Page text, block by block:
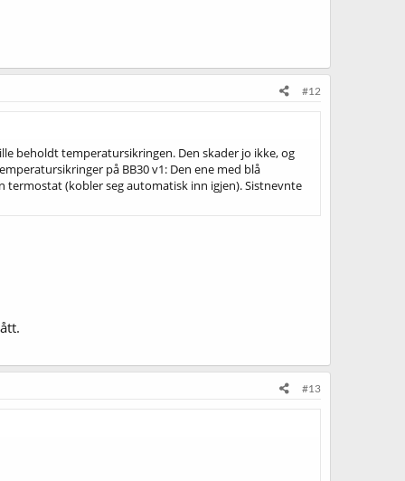
#12
beholdt temperatursikringen. Den skader jo ikke, og
på BB30 v1: Den ene med blå
(kobler seg automatisk inn igjen). Sistnevnte
#13